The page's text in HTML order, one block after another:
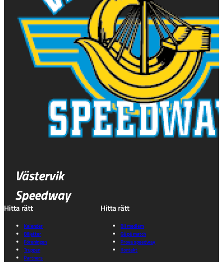
Västervik
Speedway
Hitta rätt
Kalender
Biljetter
Föreningen
Truppen
Partners
Hitta rätt
Bli medlem
Gå på match
Prova speedway
Kontakt